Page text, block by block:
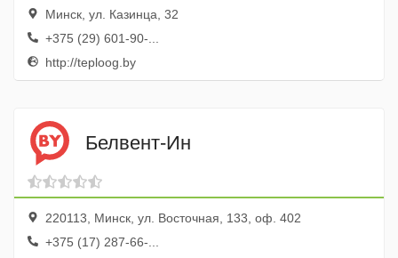
Минск, ул. Казинца, 32
+375 (29) 601-90-...
http://teploog.by
Белвент-Ин
220113, Минск, ул. Восточная, 133, оф. 402
+375 (17) 287-66-...